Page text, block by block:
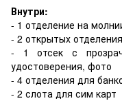
Внутри:
- 1 отделение на
- 2 открытых
- 1 отсек с
удостоверения, фото
- 4 отделения для
- 2 слота для сим карт